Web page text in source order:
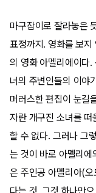
마구잡이로 잘라놓은
표정까지. 영화를 보지
의 영화 아멜리에이다.
녀의 주변인들의 이야
머러스한 편집이 눈길
자란 개구진 소녀를
할 수 없다. 그러나 그
는 것이 바로 아멜리에
은 주인공 아멜리아(